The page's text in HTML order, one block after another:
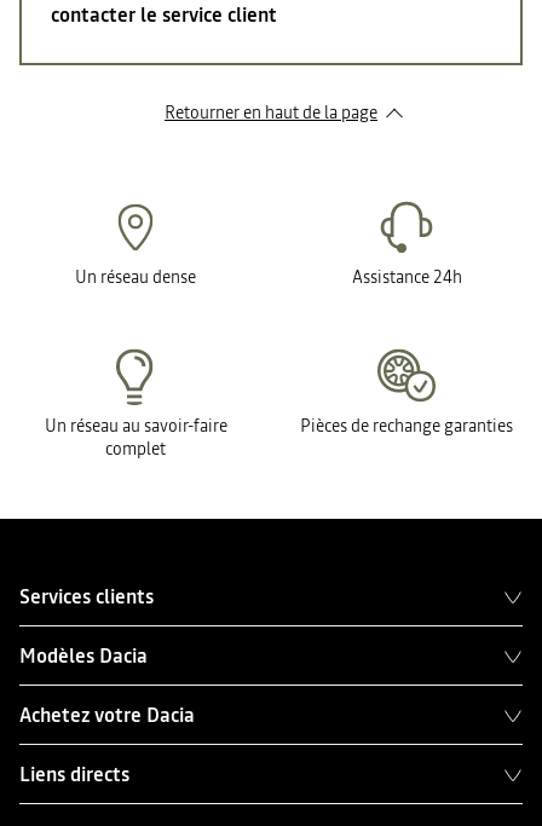
contacter le service client
Retourner en haut de la page
Un réseau dense Assistance 24h
Un réseau au savoir-faire
complet
Pièces de rechange garanties
Services clients
Modèles Dacia
Achetez votre Dacia
Liens directs